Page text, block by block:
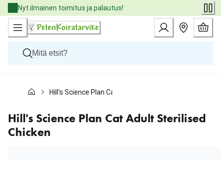
Skip
to
Content
Nyt ilmainen toimitus ja palautus!
Kissat
Eläinlääkäriruoat
Tuotemerkit
Uutuudet
Hill's Science Plan Cat Adult Sterilised Chicken
Hill's Science Plan Cat Adult Sterilised
Chicken